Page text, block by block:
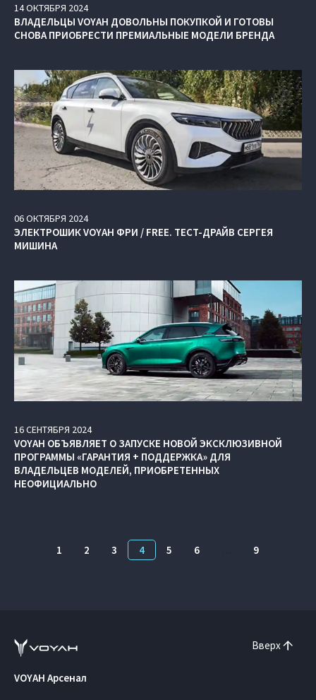
14ОКТЯБРЯ 2024
ВЛАДЕЛЬЦЫ VOYAH ДОВОЛЬНЫ ПОКУПКОЙ И ГОТОВЫ
СНОВА ПРИОБРЕСТИ ПРЕМИАЛЬНЫЕ МОДЕЛИ БРЕНДА
06ОКТЯБРЯ 2024
ЭЛЕКТРОШИК VOYAH ФРИ / FREE. ТЕСТ-ДРАЙВ СЕРГЕЯ
МИШИНА
16СЕНТЯБРЯ 2024
VOYAH ОБЪЯВЛЯЕТ О ЗАПУСКЕ НОВОЙ ЭКСКЛЮЗИВНОЙ
ПРОГРАММЫ «ГАРАНТИЯ + ПОДДЕРЖКА» ДЛЯ
ВЛАДЕЛЬЦЕВ МОДЕЛЕЙ, ПРИОБРЕТЕННЫХ
НЕОФИЦИАЛЬНО
1 2 3 4 5 6 9
Вверх
VOYAH Арсенал